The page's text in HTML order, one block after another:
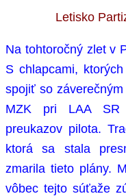
Letisko
Na tohtoročný zlet v
S chlapcami,
spojiť so
MZK pri LAA SR
preukazov pilota.
ktorá sa stala
zmarila tieto plány.
vôbec tejto súťaže